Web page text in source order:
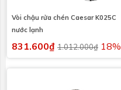
Vòi chậu rửa chén Caesar K025C
nước lạnh
831.600₫ 1.012.000₫ 18%